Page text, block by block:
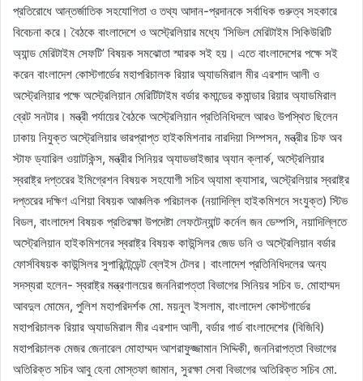
প্রতিরোধে আন্তর্জাতিক সহযোগিতা ও তথ্য আদান-প্রদানকে সর্বাধিক গুরুত্ব সহকারে
বিবেচনা করে। বৈঠকে বাংলাদেশে ও অস্ট্রেলিয়ার মধ্যে ‘সিভিল মেরিটাইম সিকিউরিটি
অ্যান্ড মেরিটাইম সেফটি’ বিষয়ক সমঝোতা স্মারক সই হয়। এতে বাংলাদেশের পক্ষে সই
করেন বাংলাদেশ কোস্টগার্ডের মহাপরিচালক রিয়ার অ্যাডমিরাল মীর এরশাদ আলী ও
অস্ট্রেলিয়ার পক্ষে অস্ট্রেলিয়ান মেরিটিটাইম বর্ডার কমান্ডের কমান্ডার রিয়ার অ্যাডমিরাল
ব্রেট সনটার। মন্ত্রী পর্যায়ের বৈঠকে অস্ট্রেলিয়ান প্রতিনিধিদলে আরও উপস্থিত ছিলেন
ঢাকায় নিযুক্ত অস্ট্রেলিয়ার ভারপ্রাপ্ত হাইকমিশনার নারদিয়া সিম্পসন, মন্ত্রীর চিফ অব
স্টাফ ড্যারিল ওয়াটকিন্স, মন্ত্রীর সিনিয়র অ্যাডভাইজার অ্যান ক্লার্ক, অস্ট্রেলিয়ার
স্বরাষ্ট্র দপ্তরের ইমিগ্রেশন বিষয়ক সহযোগী সচিব অ্যামা ক্যাসার, অস্ট্রেলিয়ার স্বরাষ্ট্র
দপ্তরের দক্ষিণ এশিয়া বিষয়ক আঞ্চলিক পরিচালক (নয়াদিল্লি হাইকমিশনে সংযুক্ত) স্টিভ
বিডল, বাংলাদেশ বিষয়ক প্রতিরক্ষা উপদেষ্টা লেফটেন্যান্ট কর্নেল জন ডেম্পসি, নয়াদিল্লিতে
অস্ট্রেলিয়ান হাইকমিশনের স্বরাষ্ট্র বিষয়ক কাউন্সিলর জেড ডনি ও অস্ট্রেলিয়ান বর্ডার
ফোর্সবিষয়ক কাউন্সিলর সুপারিন্টেন্ডেন্ট ব্লেইস টেলর। বাংলাদেশ প্রতিনিধিদলের অন্য
সদস্যরা হলেন- স্বরাষ্ট্র মন্ত্রণালয়ের জননিরাপত্তা বিভাগের সিনিয়র সচিব ড. মোহাম্মদ
আবদুল মোমেন, পুলিশ মহাপরিদর্শক মো. ময়নুল ইসলাম, বাংলাদেশ কোস্টগার্ডের
মহাপরিচালক রিয়ার অ্যাডমিরাল মীর এরশাদ আলী, বর্ডার গার্ড বাংলাদেশের (বিজিবি)
মহাপরিচালক মেজর জেনারেল মোহাম্মদ আশরাফুজ্জামান সিদ্দিকী, জননিরাপত্তা বিভাগের
অতিরিক্ত সচিব আবু হেনা মোস্তফা জামান, সুরক্ষা সেবা বিভাগের অতিরিক্ত সচিব মো.